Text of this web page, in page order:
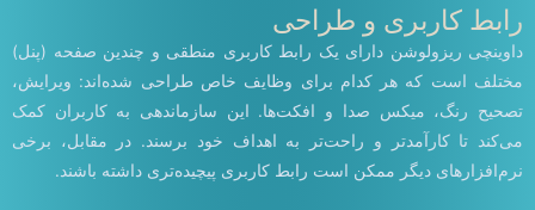
رابط کاربری و طراحی
داوینچی ریزولوشن دارای یک رابط کاربری منطقی و چندین صفحه (پنل)
مختلف است که هر کدام برای وظایف خاص طراحی شده‌اند: ویرایش،
تصحیح رنگ، میکس صدا و افکت‌ها. این سازماندهی به کاربران کمک
می‌کند تا کارآمدتر و راحت‌تر به اهداف خود برسند. در مقابل، برخی
نرم‌افزارهای دیگر ممکن است رابط کاربری پیچیده‌تری داشته باشند.